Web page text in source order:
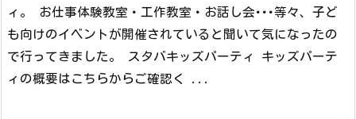
ィ。 お仕事体験教室・工作教室・お話し会･･･等々、子ど
も向けのイベントが開催されていると聞いて気になったの
で行ってきました。 スタバキッズパーティ キッズパーテ
ィの概要はこちらからご確認く ...